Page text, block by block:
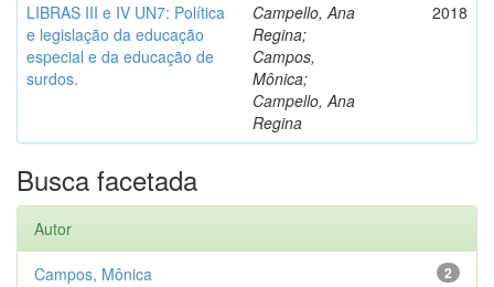
LIBRAS III e IV UN7: Política
e legislação da educação
especial e da educação de
surdos.
Campello, Ana
Regina;
Campos,
Mônica;
Campello, Ana
Regina
2018
Busca facetada
Autor
2
Campos, Mônica